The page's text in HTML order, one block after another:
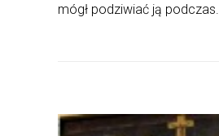
mógł podziwiać ją podczas...